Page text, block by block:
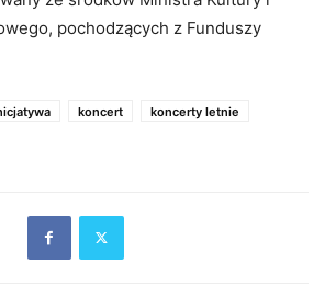
pochodzących z Funduszy
koncert
koncerty letnie